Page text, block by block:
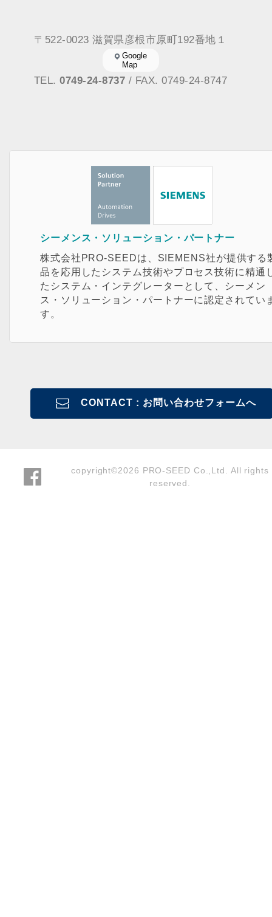
〒522-0023 滋賀県彦根市原町192番地１
Google
Map
TEL.0749-24-8737 / FAX. 0749-24-8747
シーメンス・ソリューション・パートナー
株式会社PRO-SEEDは、SIEMENS社が提供する
品を応用したシステム技術やプロセス技術に精通
たシステム・インテグレーターとして、シーメン
ス・ソリューション・パートナーに認定されてい
す。
CONTACT : お問い合わせフォームへ
copyright©2026 PRO-SEED Co.,Ltd. All rights
reserved.